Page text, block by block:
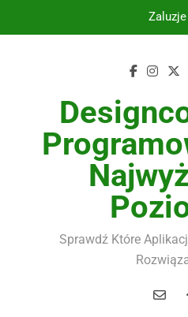
Instalacje
Instalacje
Wysokiej jakości
Sprawdź Które